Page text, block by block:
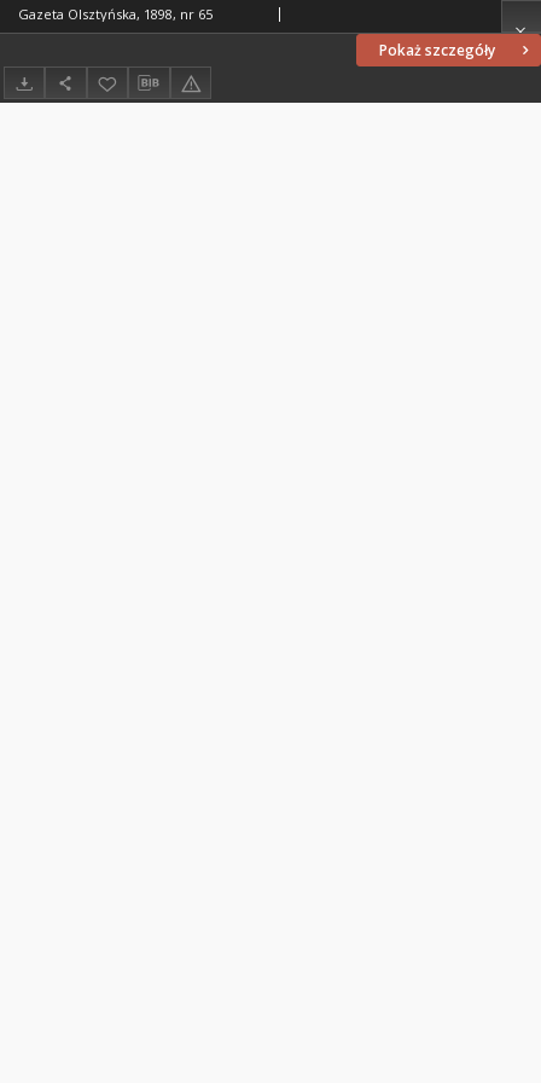
Pokaż szczegóły
Gazeta Olsztyńska, 1898, nr 65